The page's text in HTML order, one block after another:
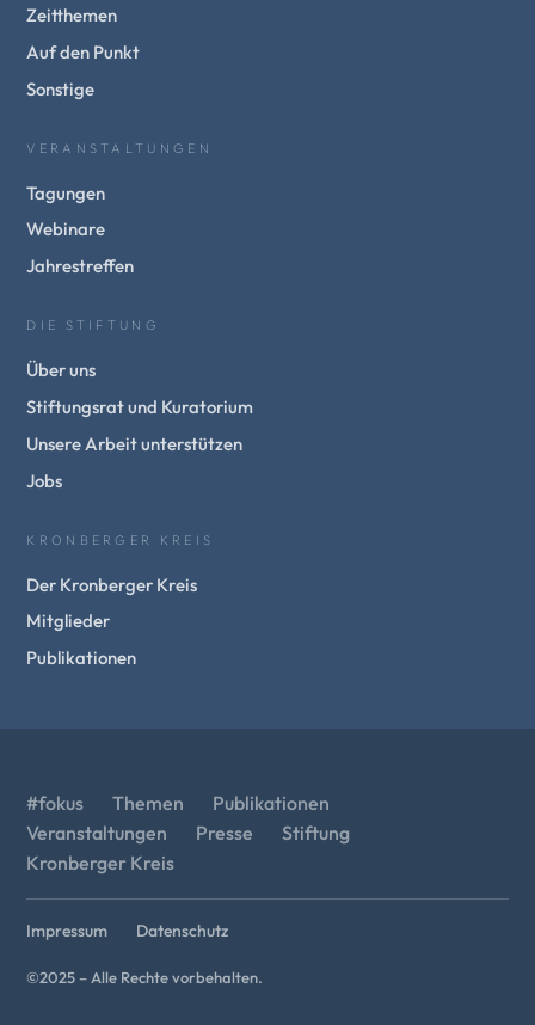
Zeitthemen
Auf den Punkt
Sonstige
VERANSTALTUNGEN
Tagungen
Webinare
Jahrestreffen
DIE STIFTUNG
Über uns
Stiftungsrat und Kuratorium
Unsere Arbeit unterstützen
Jobs
KRONBERGER KREIS
Der Kronberger Kreis
Mitglieder
Publikationen
#fokus Themen
Publikationen
Veranstaltungen
Presse
Stiftung
Kronberger Kreis
Impressum Datenschutz
©2025 – Alle Rechte vorbehalten.